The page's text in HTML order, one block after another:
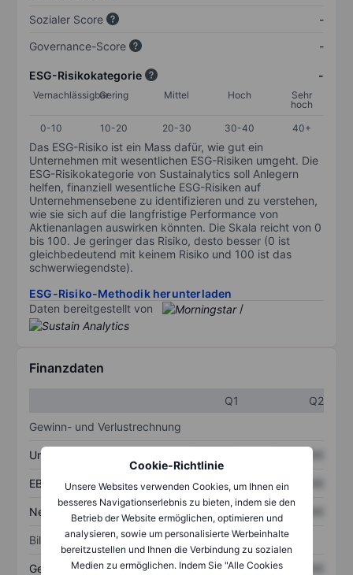
Cookie-Richtlinie
Unsere Websites verwenden Cookies, um Ihnen ein
besseres Navigationserlebnis zu bieten, indem sie den
Betrieb der Website ermöglichen, optimieren und
analysieren, sowie um personalisierte Werbeinhalte
bereitzustellen und Ihnen die Verbindung zu sozialen
Medien zu ermöglichen. Indem Sie "Alle Cookies
Sozialer Score
-
Governance-Score
-
ESG-Risikokategorie -
VernachlässigbarGering Mittel Hoch
Sehr
hoch
0-10
10-20 20-30 30-40 40+
Das ESG-Risiko ist ein Mass dafür, wie gut ein
Unternehmen mit wesentlichen ESG-Risiken umgeht. Die
ESG-Risikokategorie von Sustainalytics soll Anlegern
helfen, finanziell wesentliche ESG-Risiken auf
Unternehmensebene zu identifizieren und zu verstehen,
wie sie sich auf die langfristige Performance von
Aktienanlagen auswirken könnten. Die Skala reicht von 0
bis 100. Je geringer das Risiko, desto besser (0 ist
gleichbedeutend mit keinem Risiko und 100 ist das
schwerwiegendste).
ESG-Risiko-Methodik herunterladen
Daten bereitgestellt von
/
Finanzdaten
Q1
Q2
Gewinn- und Verlustrechnung
Umsatz XXXXXXX
EBITDA XXXXXXX XXXXXXX
Nettoeinkommen XXXXXXX XXXXXXX
Bilanz
Gesamtvermögen XXXXXXX XXXXXXX